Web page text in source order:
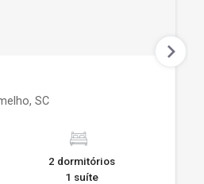
SC
2 dormitórios
1 suíte